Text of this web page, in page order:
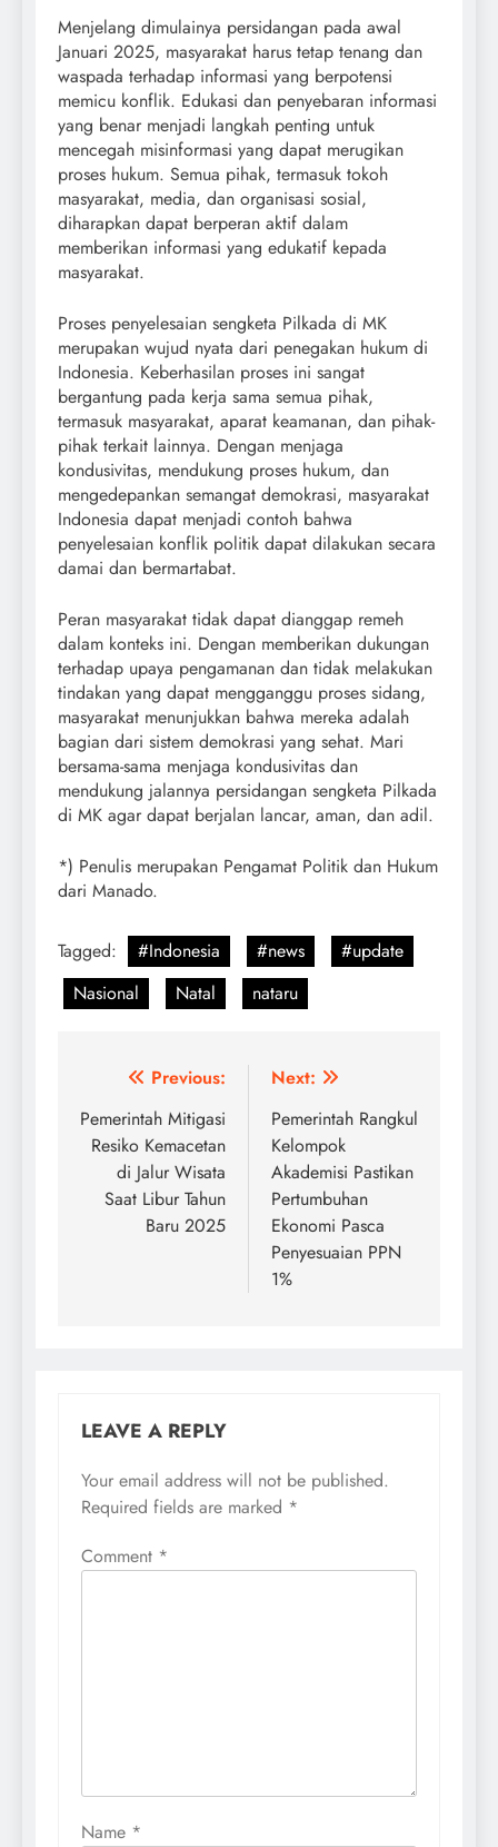
Menjelang dimulainya persidangan pada awal
Januari 2025, masyarakat harus tetap tenang dan
waspada terhadap informasi yang berpotensi
memicu konflik. Edukasi dan penyebaran informasi
yang benar menjadi langkah penting untuk
mencegah misinformasi yang dapat merugikan
proses hukum. Semua pihak, termasuk tokoh
masyarakat, media, dan organisasi sosial,
diharapkan dapat berperan aktif dalam
memberikan informasi yang edukatif kepada
masyarakat.
Proses penyelesaian sengketa Pilkada di MK
merupakan wujud nyata dari penegakan hukum di
Indonesia. Keberhasilan proses ini sangat
bergantung pada kerja sama semua pihak,
termasuk masyarakat, aparat keamanan, dan pihak-
pihak terkait lainnya. Dengan menjaga
kondusivitas, mendukung proses hukum, dan
mengedepankan semangat demokrasi, masyarakat
Indonesia dapat menjadi contoh bahwa
penyelesaian konflik politik dapat dilakukan secara
damai dan bermartabat.
Peran masyarakat tidak dapat dianggap remeh
dalam konteks ini. Dengan memberikan dukungan
terhadap upaya pengamanan dan tidak melakukan
tindakan yang dapat mengganggu proses sidang,
masyarakat menunjukkan bahwa mereka adalah
bagian dari sistem demokrasi yang sehat. Mari
bersama-sama menjaga kondusivitas dan
mendukung jalannya persidangan sengketa Pilkada
di MK agar dapat berjalan lancar, aman, dan adil.
*) Penulis merupakan Pengamat Politik dan Hukum
dari Manado.
Tagged: #Indonesia #news
#update
Nasional
Natal nataru
Post
navigation
Previous:
Pemerintah Mitigasi
Resiko Kemacetan
di Jalur Wisata
Saat Libur Tahun
Baru 2025
Next:
Pemerintah Rangkul
Kelompok
Akademisi Pastikan
Pertumbuhan
Ekonomi Pasca
Penyesuaian PPN
1%
LEAVE A REPLY
Your email address will not be published.
Required fields are marked *
Comment *
Name *